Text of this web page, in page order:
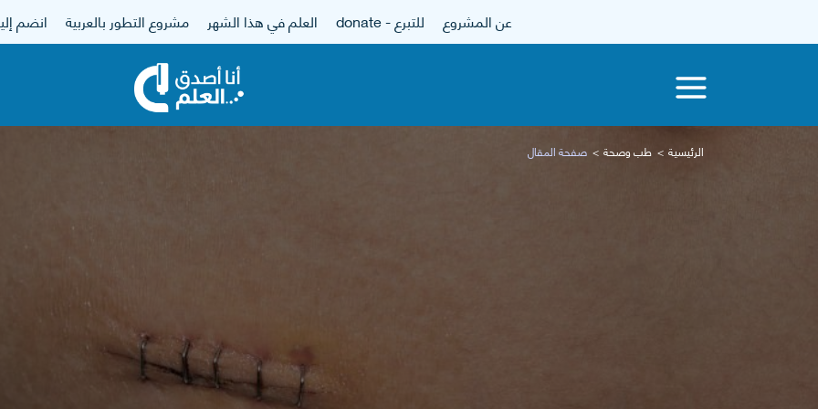
عن المشروع للتبرع - donate العلم في هذا الشهر مشروع التطور بالعربية انضم
الرئيسية طب وصحة صفحة المقال